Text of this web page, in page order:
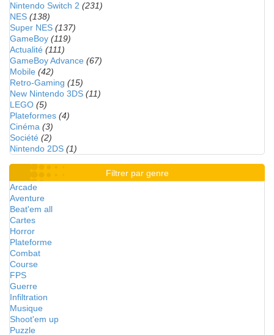
Nintendo Switch 2 (231)
NES (138)
Super NES (137)
GameBoy (119)
Actualité (111)
GameBoy Advance (67)
Mobile (42)
Retro-Gaming (15)
New Nintendo 3DS (11)
LEGO (5)
Plateformes (4)
Cinéma (3)
Société (2)
Nintendo 2DS (1)
Filtrer par genre
Arcade
Aventure
Beat'em all
Cartes
Horror
Plateforme
Combat
Course
FPS
Guerre
Infiltration
Musique
Shoot'em up
Puzzle